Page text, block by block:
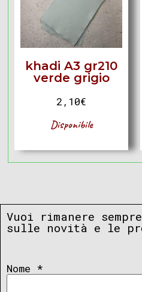
khadi A3 gr210
verde grigio
2,10€
Disponibile
Vuoi rimanere
sulle novità e le
Nome *